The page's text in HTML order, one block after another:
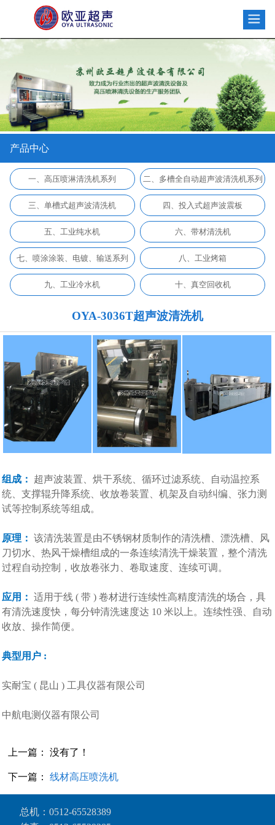
产品中心
一、高压喷淋清洗机系列 二、多槽全自动超声波清洗机系列
三、单槽式超声波清洗机 四、投入式超声波震板
五、工业纯水机 六、带材清洗机
七、喷涂涂装、电镀、输送系列 八、工业烤箱
九、工业冷水机 十、真空回收机
OYA-3036T超声波清洗机
组成：
超声波装置、烘干系统、循环过滤系统、自动温控系
统、支撑辊升降系统、收放卷装置、机架及自动纠编、张力测
试等控制系统等组成。
原理：该清洗装置是由不锈钢材质制作的清洗槽、漂洗槽、风
刀切水、热风干燥槽组成的一条连续清洗干燥装置，整个清洗
过程自动控制，收放卷张力、卷取速度、连续可调。
应用：适用于线 ( 带 ) 卷材进行连续性高精度清洗的场合，具
有清洗速度快，每分钟清洗速度达 10 米以上。连续性强、自动
收放、操作简便。
典型用户 :
实耐宝 ( 昆山 ) 工具仪器有限公司
中航电测仪器有限公司
上一篇： 没有了！
下一篇： 线材高压喷洗机
总机： 0512-65528389